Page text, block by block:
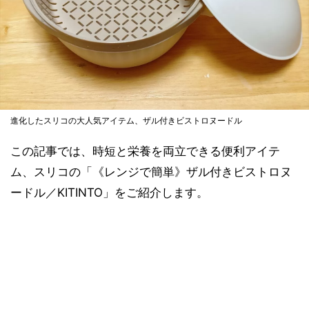
進化したスリコの大人気アイテム、ザル付きビストロヌードル
この記事では、時短と栄養を両立できる便利アイテ
ム、スリコの「《レンジで簡単》ザル付きビストロヌ
ードル／KITINTO」をご紹介します。